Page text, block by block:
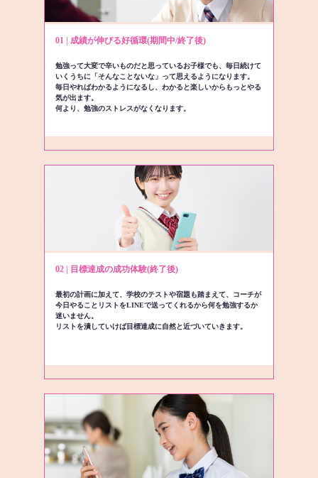
01 | 成績が伸びる好循環(期間中/終了後)
勉強って大変で辛いものだと思っているお子様でも、毎日続けて
いくうちに「そんなことないな」って思えるようになります。
毎日やればわかるようになるし、わかると楽しいからもっとやる
気が出ます。
何より、勉強のストレスがなくなります。
02 | 目標達成の成功体験(終了後)
最初の計画に加えて、学校のテストや宿題も踏まえて、コーチが
今日やることリストをLINEで送ってくれるから何を勉強するか
迷いません。
リストを潰していけば目標達成に自然と近づいていきます。